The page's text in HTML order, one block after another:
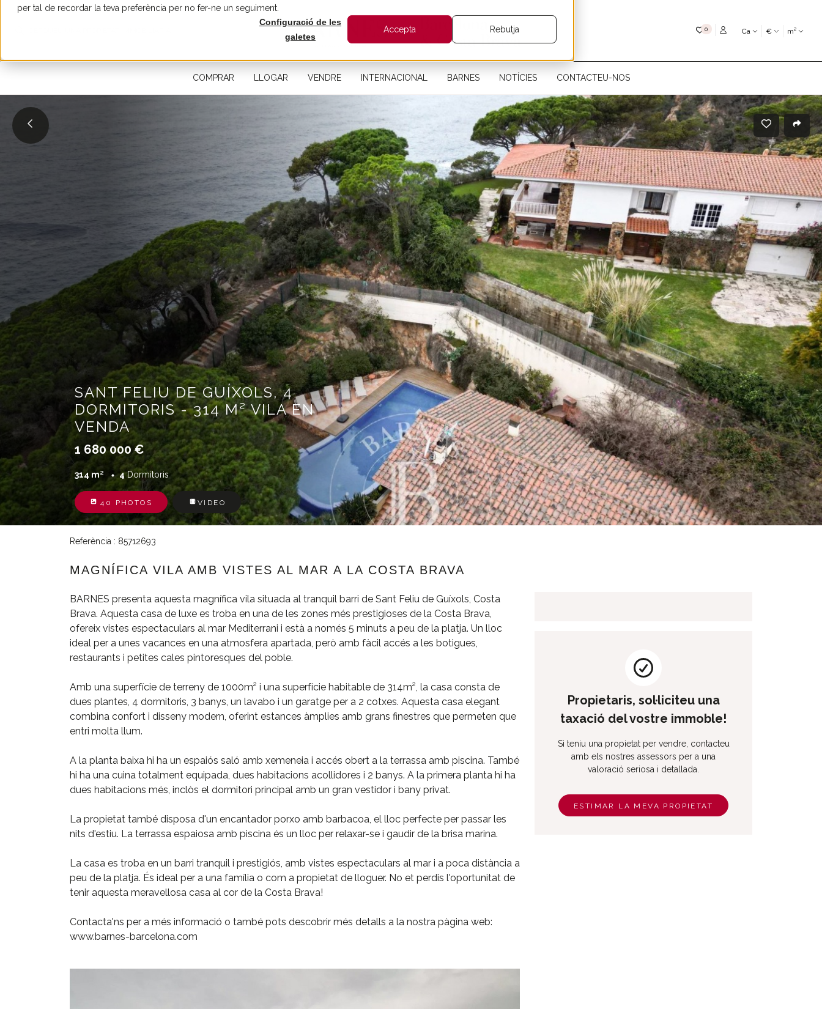
per tal de recordar la teva preferència per no fer-ne un seguiment.
Configuració de les
galetes
Accepta Rebutja 0My favouritesCa € m²
COMPRAR LLOGAR VENDRE INTERNACIONAL BARNES NOTÍCIES CONTACTEU-NOS
SANT FELIU DE GUÍXOLS, 4
DORMITORIS - 314 M² VILA EN
VENDA
1 680 000 €
314 m² 4Dormitoris
40 PHOTOS VIDEO
Referència : 85712693
MAGNÍFICA VILA AMB VISTES AL MAR A LA COSTA BRAVA
BARNES presenta aquesta magnífica vila situada al tranquil barri de Sant Feliu de Guíxols, Costa
Brava. Aquesta casa de luxe es troba en una de les zones més prestigioses de la Costa Brava,
ofereix vistes espectaculars al mar Mediterrani i està a només 5 minuts a peu de la platja. Un lloc
ideal per a unes vacances en una atmosfera apartada, però amb fàcil accés a les botigues,
restaurants i petites cales pintoresques del poble.
Amb una superfície de terreny de 1000m² i una superfície habitable de 314m², la casa consta de
dues plantes, 4 dormitoris, 3 banys, un lavabo i un garatge per a 2 cotxes. Aquesta casa elegant
combina confort i disseny modern, oferint estances àmplies amb grans finestres que permeten que
entri molta llum.
A la planta baixa hi ha un espaiós saló amb xemeneia i accés obert a la terrassa amb piscina. També
hi ha una cuina totalment equipada, dues habitacions acollidores i 2 banys. A la primera planta hi ha
dues habitacions més, inclòs el dormitori principal amb un gran vestidor i bany privat.
La propietat també disposa d'un encantador porxo amb barbacoa, el lloc perfecte per passar les
nits d'estiu. La terrassa espaiosa amb piscina és un lloc per relaxar-se i gaudir de la brisa marina.
La casa es troba en un barri tranquil i prestigiós, amb vistes espectaculars al mar i a poca distància a
peu de la platja. És ideal per a una família o com a propietat de lloguer. No et perdis l'oportunitat de
tenir aquesta meravellosa casa al cor de la Costa Brava!
Contacta'ns per a més informació o també pots descobrir més detalls a la nostra pàgina web:
www.barnes-barcelona.com
Propietaris, sol·liciteu una
taxació del vostre immoble!
Si teniu una propietat per vendre, contacteu
amb els nostres assessors per a una
valoració seriosa i detallada.
ESTIMAR LA MEVA PROPIETAT